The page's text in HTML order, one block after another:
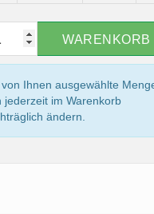
WARENKORB
von Ihnen ausgewählte
jederzeit im Warenkorb
ändern.